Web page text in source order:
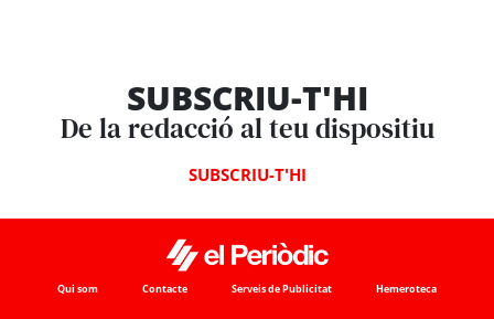
SUBSCRIU-T'HI
De la redacció al teu dispositiu
SUBSCRIU-T'HI
Qui som Contacte Serveis de Publicitat Hemeroteca